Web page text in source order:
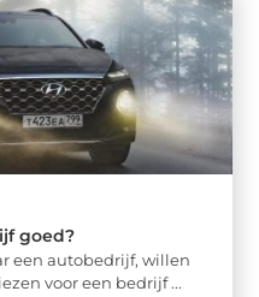
goed?
een autobedrijf, willen
voor een bedrijf ...